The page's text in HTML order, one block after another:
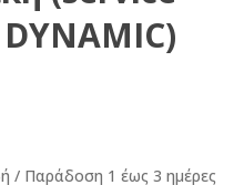
/ Παράδoση 1 έως 3 ημέρες